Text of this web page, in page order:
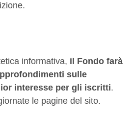
informativa, il Fondo farà
sulle
interesse per gli iscritti.
le pagine del sito.